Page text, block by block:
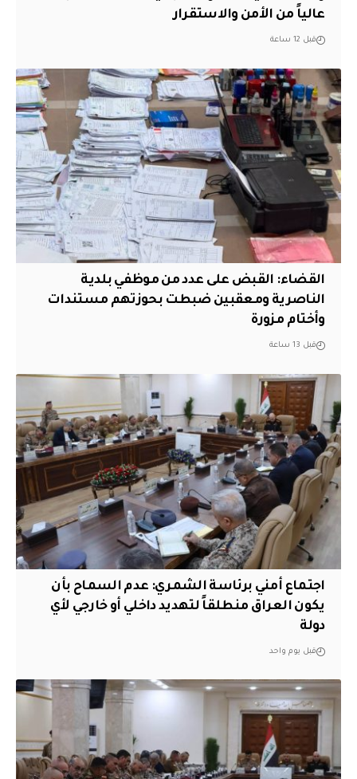
عالياً من الأمن والاستقرار
قبل 12 ساعة
القضاء: القبض على عدد من موظفي بلدية
الناصرية ومعقبين ضبطت بحوزتهم مستندات
وأختام مزورة
قبل 13 ساعة
اجتماع أمني برئاسة الشمري: عدم السماح بأن
يكون العراق منطلقاً لتهديد داخلي أو خارجي لأي
دولة
قبل يوم واحد